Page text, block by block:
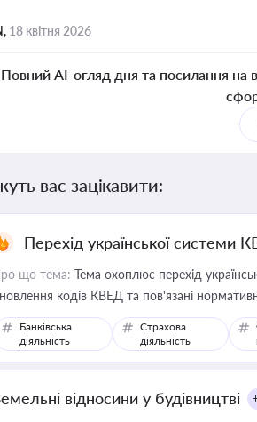
18 квітня 2026
Повний AI-огляд дня та посилання на
вас зацікавити:
Перехід української системи
що тема: Тема охоплює перехід
кодів КВЕД та пов'язані
Банківська
діяльність
Страхова
діяльність
відносини у будівництві